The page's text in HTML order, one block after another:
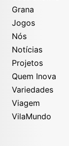
Grana
Jogos
Nós
Notícias
Projetos
Quem Inova
Variedades
Viagem
VilaMundo